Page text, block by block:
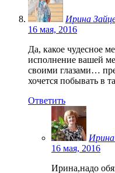
Ирина
16 мая, 2016
Да, какое чудесное
исполнение вашей
своими глазами…
хочется побывать в
Ответить
16 мая, 2016
Ирина,надо